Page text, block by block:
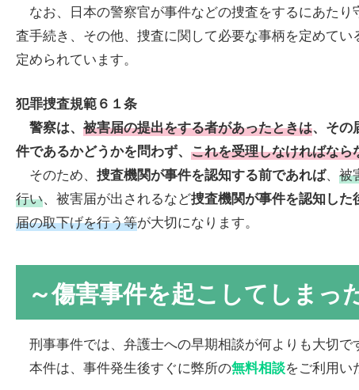
なお、日本の警察官が事件などの捜査をするにあた
査手続き、その他、捜査に関して必要な事柄を定めてい
定められています。
犯罪捜査規範６１条
警察は、 被害届の提出をする者があったときは、その
件であるかどうかを問わず、 これを受理しなければなら
そのため、 捜査機関が事件を認知する前であれば、 被
行い、被害届が出されるなど捜査機関が事件を認知した
届の取下げを行う等が大切になります。
～傷害事件を起こしてしまっ
刑事事件では、弁護士への早期相談が何よりも大切で
本件は、事件発生後すぐに弊所の無料相談をご利用い